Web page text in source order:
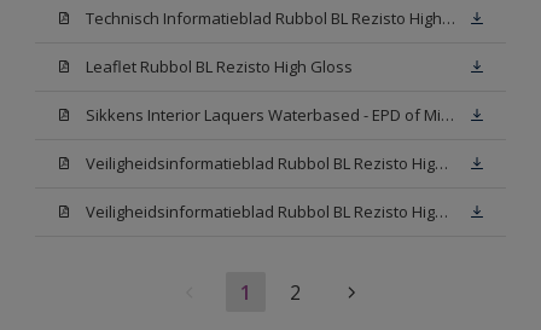
Technisch Informatieblad Rubbol BL Rezisto High Gloss (New Livery) (PDF)
Leaflet Rubbol BL Rezisto High Gloss
Sikkens Interior Laquers Waterbased - EPD of Milieuproductverklaring
Veiligheidsinformatieblad Rubbol BL Rezisto High Gloss N00 (MSDS)
Veiligheidsinformatieblad Rubbol BL Rezisto High Gloss White (MSDS)
1 2